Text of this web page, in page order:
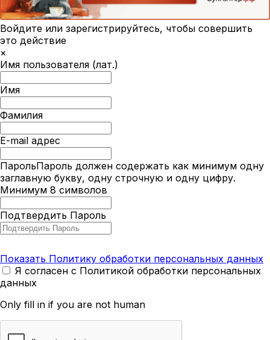
Войдите или зарегистрируйтесь, чтобы совершить
это действие
×
Имя пользователя (лат.)
Имя
Фамилия
E-mail адрес
ПарольПароль должен содержать как минимум одну
заглавную букву, одну строчную и одну цифру.
Минимум 8 символов
Подтвердить Пароль
Показать Политику обработки персональных данных
Я согласен с Политикой обработки персональных
данных
Only fill in if you are not human